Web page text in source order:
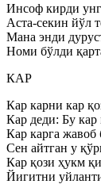
Инсоф кирди
Аста-секин йўл
Мана энди
Номи бўлди
КАР
Кар карни кар
Кар деди: Бу
Кар карга жавоб
Сен айтган у
Кар қози ҳукм
Йигитни